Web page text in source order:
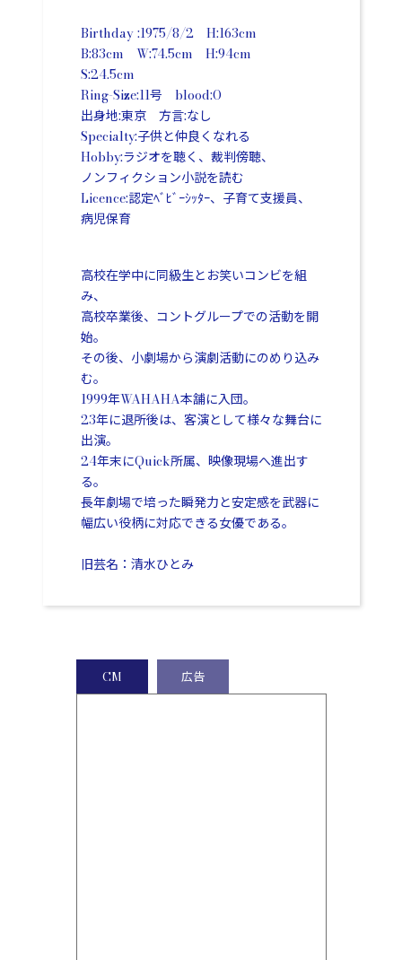
Birthday :1975/8/2 H:163cm
B:83cm W:74.5cm H:94cm
S:24.5cm
Ring-Size:11号 blood:O
出身地:東京 方言:なし
Specialty:子供と仲良くなれる
Hobby:ラジオを聴く、裁判傍聴、
ノンフィクション小説を読む
Licence:認定ﾍﾞﾋﾞｰｼｯﾀｰ、子育て支援員、
病児保育
高校在学中に同級生とお笑いコンビを組
み、
高校卒業後、コントグループでの活動を開
始。
その後、小劇場から演劇活動にのめり込み
む。
1999年WAHAHA本舗に入団。
23年に退所後は、客演として様々な舞台に
出演。
24年末にQuick所属、映像現場へ進出す
る。
長年劇場で培った瞬発力と安定感を武器に
幅広い役柄に対応できる女優である。
旧芸名：清水ひとみ
CM 広告